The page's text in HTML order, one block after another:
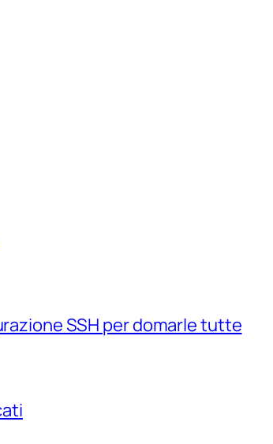
SSH per domarle tutte